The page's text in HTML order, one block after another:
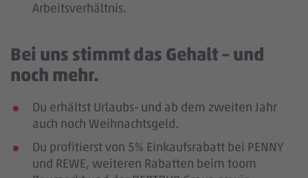
Arbeitsverhältnis.
Bei uns stimmt das Gehalt – und
noch mehr.
Du erhältst Urlaubs- und ab dem zweiten Jahr
auch noch Weihnachtsgeld.
Du profitierst von 5% Einkaufsrabatt bei PENNY
und REWE, weiteren Rabatten beim toom